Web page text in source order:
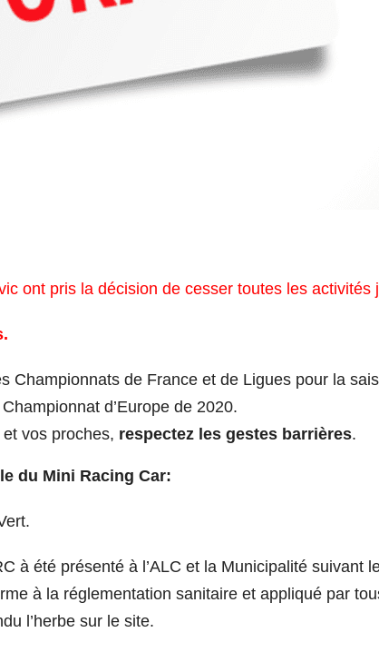
ont pris la décision de cesser toutes les activités
Championnats de France et de Ligues pour la
d’Europe de 2020.
vos proches, respectez les gestes barrières.
du Mini Racing Car:
à été présenté à l’ALC et la Municipalité suivant
à la réglementation sanitaire et appliqué par
l’herbe sur le site.